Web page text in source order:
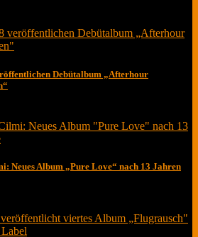
Debütalbum „Afterhour
Neues Album „Pure Love“ nach 13 Jahren